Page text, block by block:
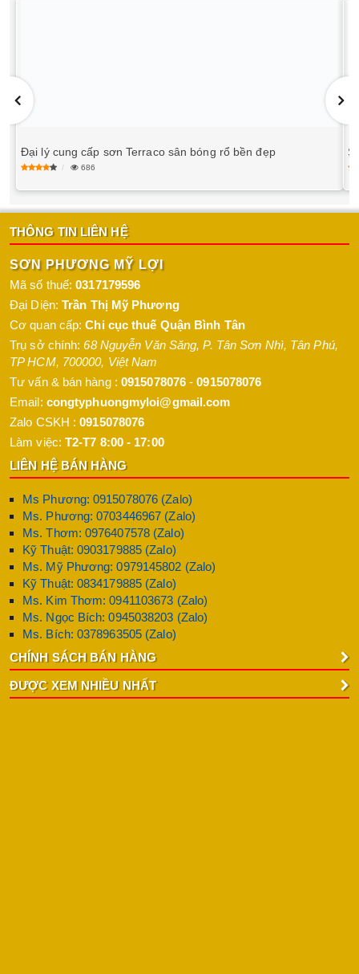
Đại lý cung cấp sơn Terraco sân bóng rổ bền đẹp
686
THÔNG TIN LIÊN HỆ
SƠN PHƯƠNG MỸ LỢI
Mã số thuế:0317179596
Đại Diện: Trần Thị Mỹ Phương
Cơ quan cấp:Chi cục thuế Quận Bình Tân
Trụ sở chính:68 Nguyễn Văn Săng, P. Tân Sơn Nhì, Tân Phú,
TP HCM, 700000, Việt Nam
Tư vấn & bán hàng : 0915078076 -0915078076
Email: congtyphuongmyloi@gmail.com
Zalo CSKH :0915078076
Làm việc: T2-T7 8:00 - 17:00
LIÊN HỆ BÁN HÀNG
Ms Phương: 0915078076 (Zalo)
Ms. Phương: 0703446967 (Zalo)
Ms. Thơm: 0976407578 (Zalo)
Kỹ Thuật: 0903179885 (Zalo)
Ms. Mỹ Phương: 0979145802 (Zalo)
Kỹ Thuật: 0834179885 (Zalo)
Ms. Kim Thơm: 0941103673 (Zalo)
Ms. Ngọc Bích: 0945038203 (Zalo)
Ms. Bích: 0378963505 (Zalo)
CHÍNH SÁCH BÁN HÀNG
ĐƯỢC XEM NHIỀU NHẤT